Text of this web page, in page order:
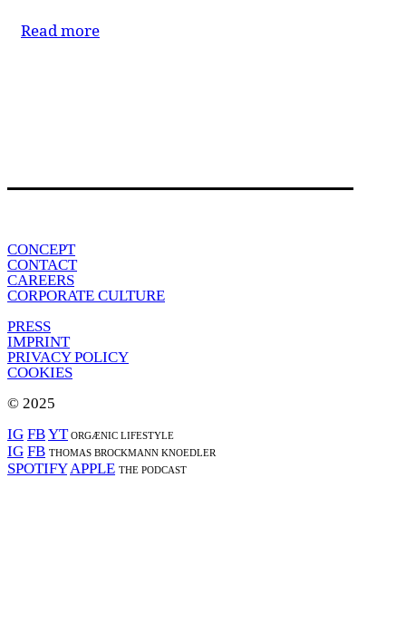
Read more
CONCEPT
CONTACT
CAREERS
CORPORATE CULTURE
PRESS
IMPRINT
PRIVACY POLICY
COOKIES
© 2025
IG FBYTORGÆNIC LIFESTYLE
IG FB THOMAS BROCKMANN KNOEDLER
SPOTIFY APPLE THE PODCAST